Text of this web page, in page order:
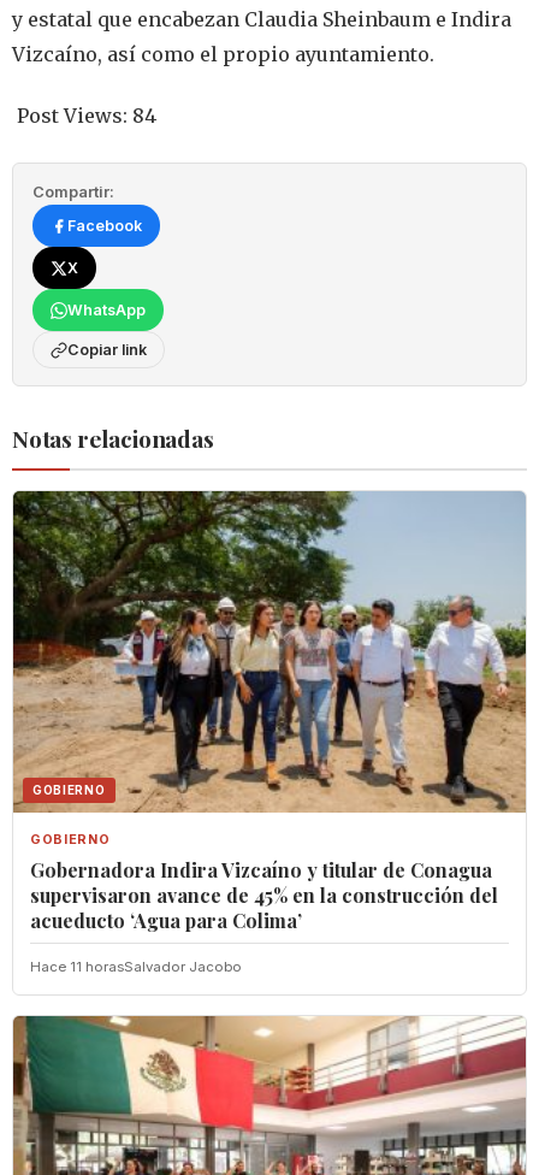
y estatal que encabezan Claudia Sheinbaum e Indira
Vizcaíno, así como el propio ayuntamiento.
Post Views: 84
Compartir:
Facebook
X
WhatsApp
Copiar link
Notas relacionadas
GOBIERNO
GOBIERNO
Gobernadora Indira Vizcaíno y titular de Conagua
supervisaron avance de 45% en la construcción del
acueducto ‘Agua para Colima’
Hace 11 horasSalvador Jacobo